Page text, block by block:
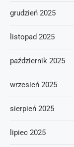
grudzień 2025
listopad 2025
październik 2025
wrzesień 2025
sierpień 2025
lipiec 2025